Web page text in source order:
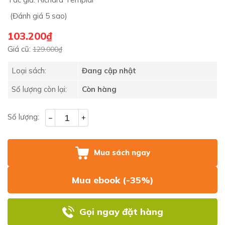
(Đánh giá 5 sao)
103.200₫
Giá cũ: 129.000₫
Loại sách:
Đang cập nhật
Số lượng còn lại:
Còn hàng
Số lượng: – +
Mua sách ngay
Mua ebook (-35%)
Gọi ngay đặt hàng